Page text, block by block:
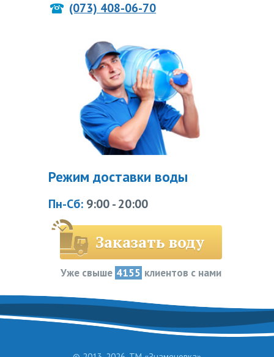
(073) 408-06-70
Режим доставки воды
Пн-Сб: 9:00 - 20:00
Заказать воду
Уже свыше 4155 клиентов с нами